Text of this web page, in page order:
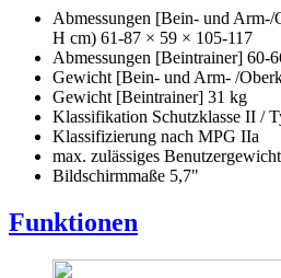
Abmessungen [Bein- und
H cm) 61-87 × 59 × 105-117
Abmessungen [Beintrainer] 60-
Gewicht [Bein- und Arm- /
Gewicht [Beintrainer] 31 kg
Klassifikation Schutzklasse II /
Klassifizierung nach MPG IIa
max. zulässiges
Bildschirmmaße 5,7"
Funktionen